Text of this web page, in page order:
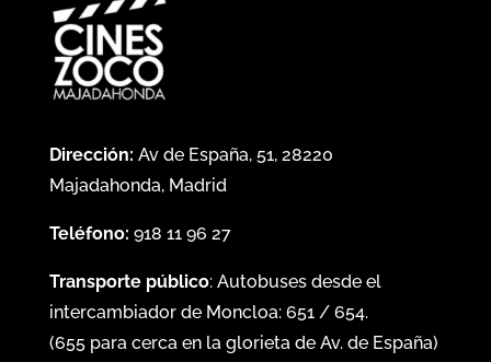
Dirección: Av de España, 51, 28220
Majadahonda, Madrid
Teléfono: 918 11 96 27
Transporte público: Autobuses desde el
intercambiador de Moncloa: 651/ 654.
(655para cerca en la glorieta de Av. de España)